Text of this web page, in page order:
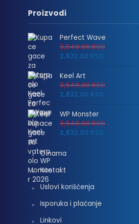
Proizvodi
Perfect Wave
3,540.00RSD
2,832.00 RSD
Keel Art
3,540.00RSD
2,832.00 RSD
WP Monster
3,540.00RSD
2,832.00 RSD
O nama
Kontakt
Uslovi korišćenja
Isporuka i plaćanje
Linkovi